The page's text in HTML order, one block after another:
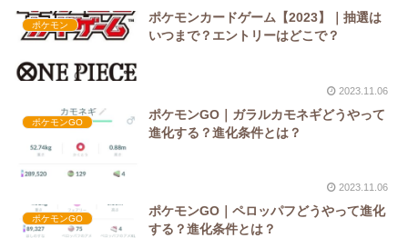
ポケモン
ポケモンカードゲーム【2023】｜抽選は
いつまで？エントリーはどこで？
2023.11.06
ポケモンGO
ポケモンGO｜ガラルカモネギどうやって
進化する？進化条件とは？
2023.11.06
ポケモンGO
ポケモンGO｜ペロッパフどうやって進化
する？進化条件とは？